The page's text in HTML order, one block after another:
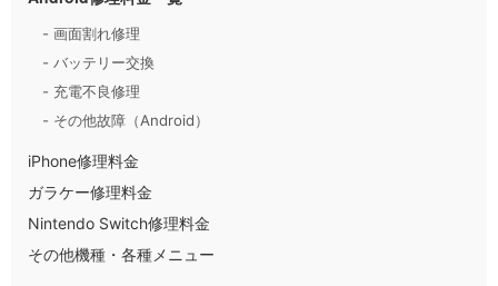
- 画面割れ修理
- バッテリー交換
- 充電不良修理
- その他故障（Android）
iPhone修理料金
ガラケー修理料金
Nintendo Switch修理料金
その他機種・各種メニュー